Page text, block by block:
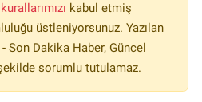
kabul etmiş
üstleniyorsunuz. Yazılan
Son Dakika Haber, Güncel
sorumlu tutulamaz.